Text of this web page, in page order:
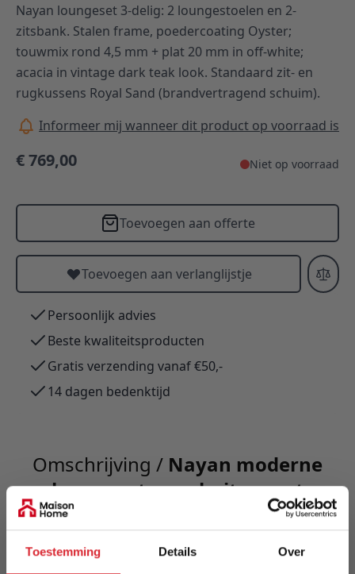
Toestemming Details Over
Nayan loungeset 3-delig: 2 loungestoelen en 2-
zitsbank. Stalen frame, poedercoating Oyster;
touwmix rond 4,5 mm + plat 20 mm in off-white;
acacia in vintage dark teak look. Standaard zit- en
rugkussens Royal Sand (brandvertragend schuim).
Informeer mij wanneer dit product op voorraad is
€ 769,00 Niet op voorraad
Toevoegen aan offerte
Toevoegen aan verlanglijstje
Persoonlijk advies
Beste kwaliteitsproducten
Gratis verzending vanaf €50,-
14 dagen bedenktijd
Omschrijving / Nayan moderne
loungeset voor buiten met
antracietkleurige kussens
Nayan loungeset 3-delig: 2 loungestoelen en 2-